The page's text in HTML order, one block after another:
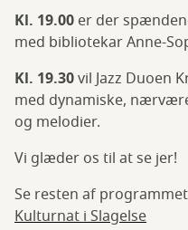
Kl. 19.00 er der
med bibliotekar Anne-
Kl. 19.30vil Jazz Duoen
med dynamiske,
og melodier.
Vi glæder os til at se jer!
Se resten af
Kulturnat i Slagelse